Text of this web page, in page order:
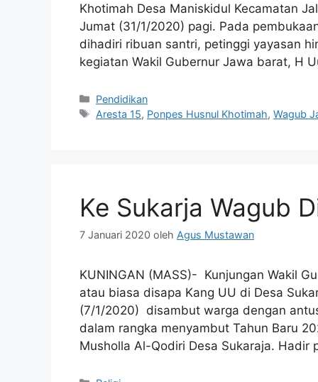
Khotimah Desa Maniskidul Kecamatan
Jumat (31/1/2020) pagi. Pada
dihadiri ribuan santri, petinggi yayasan
kegiatan Wakil Gubernur Jawa barat, H
Kategori
Pendidikan
Tag
Aresta 15, Ponpes Husnul Khotimah,Wagub
Ke Sukarja Wagub
7 Januari 2020 oleh Agus Mustawan
KUNINGAN (MASS)- Kunjungan Wakil
atau biasa disapa Kang UU di Desa
(7/1/2020) disambut warga dengan
dalam rangka menyambut Tahun Baru
Musholla Al-Qodiri Desa Sukaraja.